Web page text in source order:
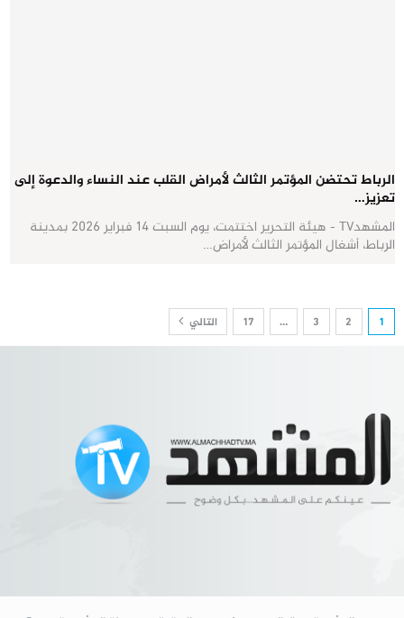
الرباط تحتضن المؤتمر الثالث لأمراض القلب عند النساء والدعوة إلى
تعزيز…
المشهدTV - هيئة التحرير اختتمت، يوم السبت 14 فبراير 2026 بمدينة
الرباط، أشغال المؤتمر الثالث لأمراض…
1
2
3
…
17 التالي